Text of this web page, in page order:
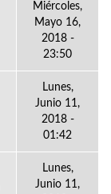
Miércoles,
Mayo 16,
2018 -
23:50
Lunes,
Junio 11,
2018 -
01:42
Lunes,
Junio 11,